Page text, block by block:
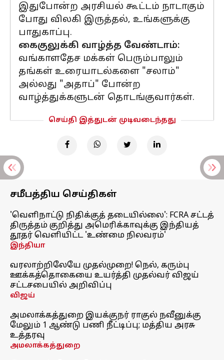
இதுபோன்ற அரசியல் கூட்டம் நாடாகும்
போது விலகி இருத்தல், உங்களுக்கு
பாதுகாப்பு.
கைகுலுக்கி வாழ்த்த வேண்டாம்:
வங்காளதேச மக்கள் பெரும்பாலும்
தங்கள் உரையாடல்களை "சலாம்"
அல்லது "அதாப்" போன்ற
வாழ்த்துக்களுடன் தொடங்குவார்கள்.
செய்தி இத்துடன் முடிவடைந்தது
சமீபத்திய செய்திகள்
'வெளிநாட்டு நிதிக்குத் தடையில்லை': FCRA சட்டத்
திருத்தம் குறித்து அமெரிக்காவுக்கு இந்தியத்
தூதர் வெளியிட்ட 'உண்மை நிலவரம்'
இந்தியா
வரலாற்றிலேயே முதல்முறை! நெல், கரும்பு
ஊக்கத்தொகையை உயர்த்தி முதல்வர் விஜய்
சட்டசபையில் அறிவிப்பு
விஜய்
அமலாக்கத்துறை இயக்குநர் ராகுல் நவீனுக்கு
மேலும் 1 ஆண்டு பணி நீட்டிப்பு; மத்திய அரசு
உத்தரவு
அமலாக்கத்துறை